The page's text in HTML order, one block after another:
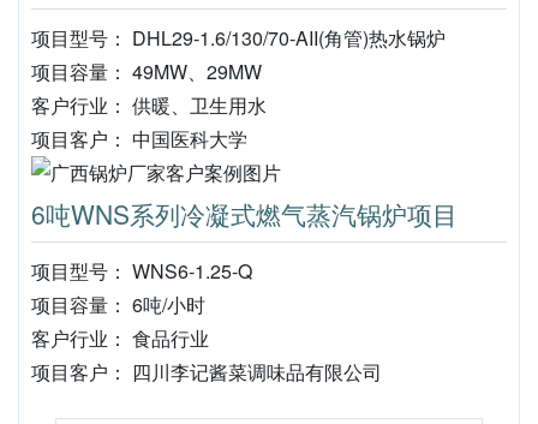
项目型号： DHL29-1.6/130/70-AII(角管)热水锅炉
项目容量： 49MW、29MW
客户行业： 供暖、卫生用水
项目客户： 中国医科大学
6吨WNS系列冷凝式燃气蒸汽锅炉项目
项目型号： WNS6-1.25-Q
项目容量： 6吨/小时
客户行业： 食品行业
项目客户： 四川李记酱菜调味品有限公司